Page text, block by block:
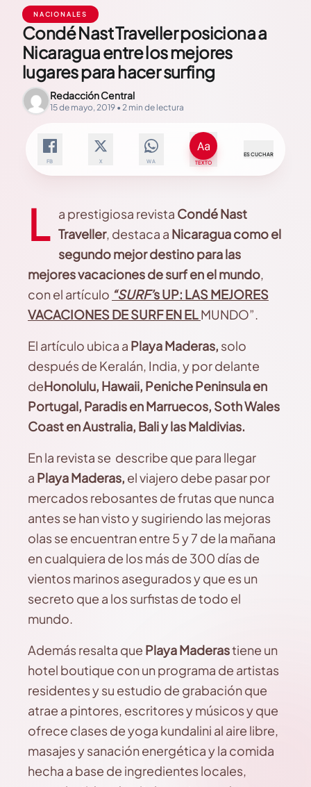
NACIONALES
Condé Nast Traveller posiciona a
Nicaragua entre los mejores
lugares para hacer surfing
Redacción Central
15 de mayo, 2019 • 2 min de lectura
FB X WA TEXTO
ESCUCHAR
L a prestigiosa revista Condé Nast
Traveller, destaca a Nicaragua como el
segundo mejor destino para las
mejores vacaciones de surf en el mundo,
con el artículo “SURF’s UP: LAS MEJORES
VACACIONES DE SURF EN ELMUNDO”.
El artículo ubica a Playa Maderas, solo
después de Keralán, India, y por delante
deHonolulu, Hawaii, Peniche Peninsula en
Portugal, Paradis en Marruecos, Soth Wales
Coast en Australia, Bali y las Maldivias.
En la revista se describe que para llegar
a Playa Maderas, el viajero debe pasar por
mercados rebosantes de frutas que nunca
antes se han visto y sugiriendo las mejoras
olas se encuentran entre 5 y 7 de la mañana
en cualquiera de los más de 300 días de
vientos marinos asegurados y que es un
secreto que a los surfistas de todo el
mundo.
Además resalta que Playa Maderastiene un
hotel boutique con un programa de artistas
residentes y su estudio de grabación que
atrae a pintores, escritores y músicos y que
ofrece clases de yoga kundalini al aire libre,
masajes y sanación energética y la comida
hecha a base de ingredientes locales,